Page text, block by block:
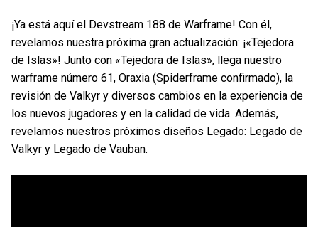
¡Ya está aquí el Devstream 188 de Warframe! Con él,
revelamos nuestra próxima gran actualización: ¡«Tejedora
de Islas»! Junto con «Tejedora de Islas», llega nuestro
warframe número 61, Oraxia (Spiderframe confirmado), la
revisión de Valkyr y diversos cambios en la experiencia de
los nuevos jugadores y en la calidad de vida. Además,
revelamos nuestros próximos diseños Legado: Legado de
Valkyr y Legado de Vauban.